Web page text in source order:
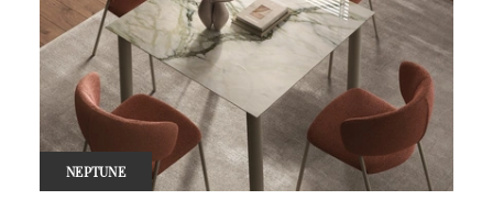
NEPTUNE